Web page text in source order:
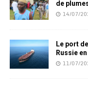
de
14/07/
Le port
Russie
11/07/